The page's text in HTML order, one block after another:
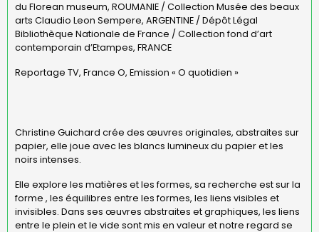
du Florean museum, ROUMANIE / Collection Musée des beaux
arts Claudio Leon Sempere, ARGENTINE / Dépôt Légal
Bibliothèque Nationale de France / Collection fond d’art
contemporain d’Etampes, FRANCE
Reportage TV, France O, Emission « O quotidien »
Christine Guichard crée des œuvres originales, abstraites sur
papier, elle joue avec les blancs lumineux du papier et les
noirs intenses.
Elle explore les matières et les formes, sa recherche est sur la
forme , les équilibres entre les formes, les liens visibles et
invisibles. Dans ses œuvres abstraites et graphiques, les liens
entre le plein et le vide sont mis en valeur et notre regard se